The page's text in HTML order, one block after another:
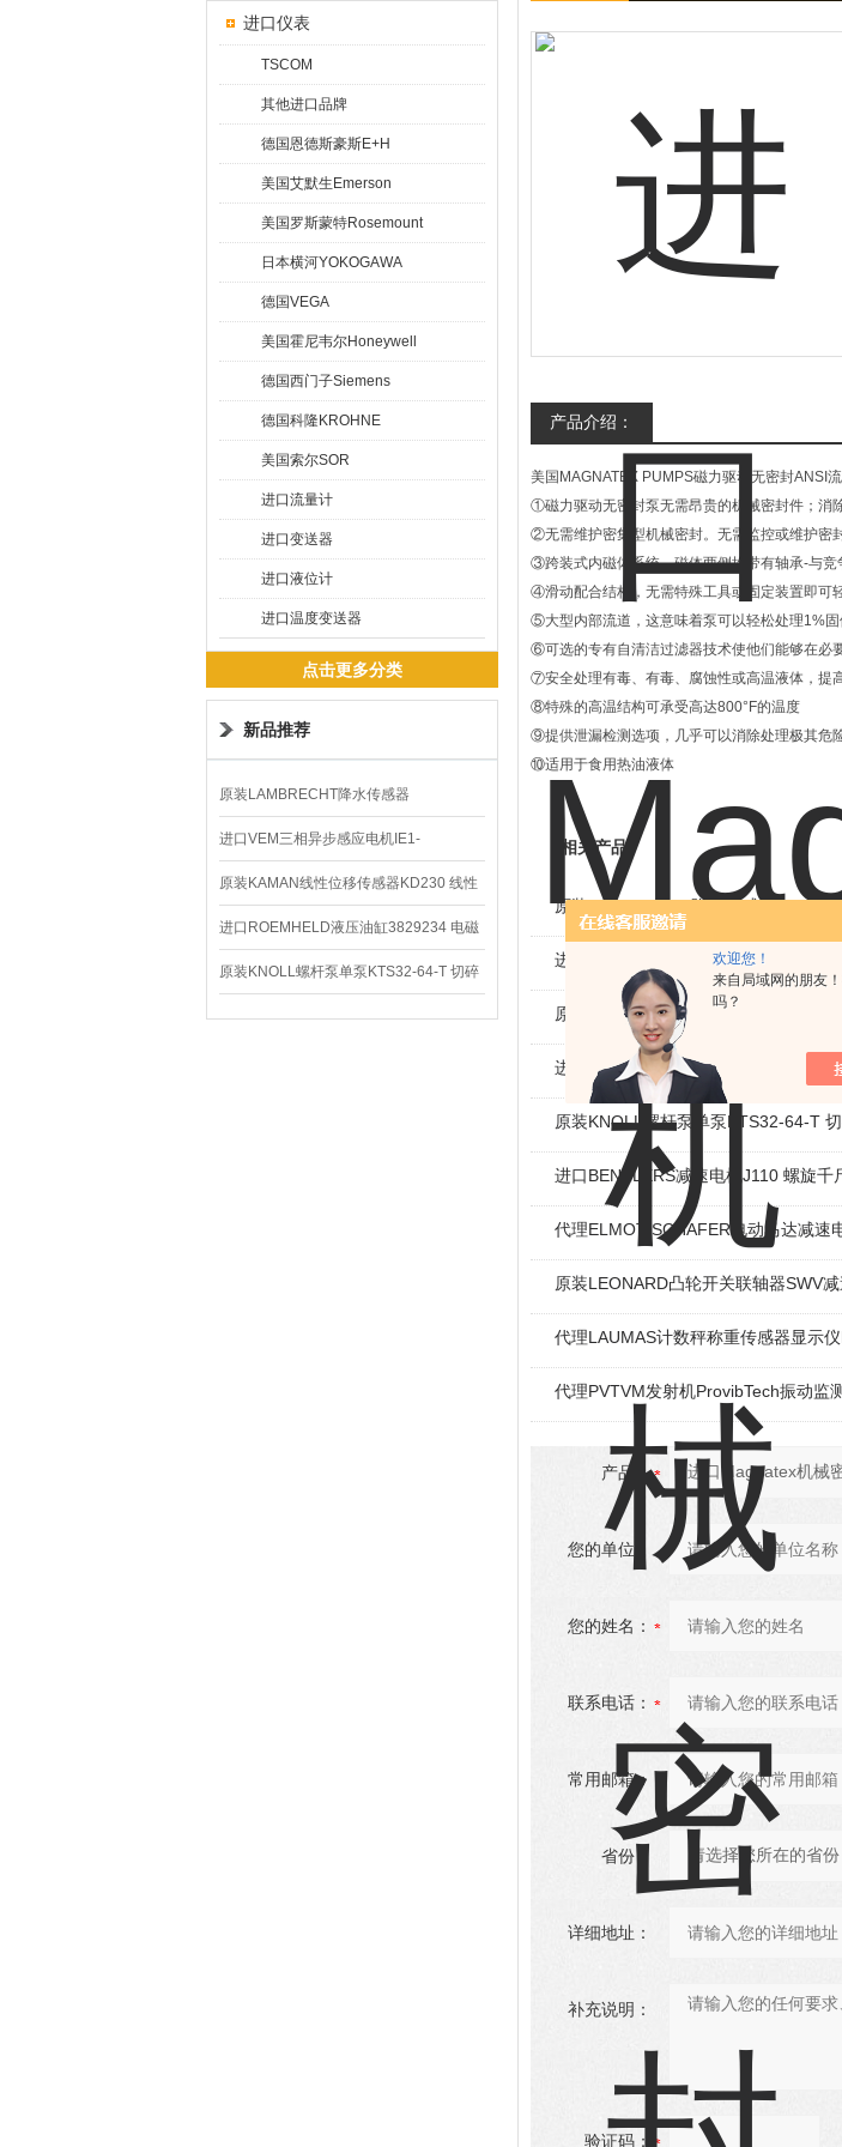
欢迎您！
来自局域网的朋友
吗？
进口仪表
TSCOM
其他进口品牌
德国恩德斯豪斯E+H
美国艾默生Emerson
美国罗斯蒙特Rosemount
日本横河YOKOGAWA
德国VEGA
美国霍尼韦尔Honeywell
德国西门子Siemens
德国科隆KROHNE
美国索尔SOR
进口流量计
进口变送器
进口液位计
进口温度变送器
点击更多分类
新品推荐
原装LAMBRECHT降水传感器
00.14575.20气象仪
进口VEM三相异步感应电机IE1-
K21R80G4马达
原装KAMAN线性位移传感器KD230 线性
编码器
进口ROEMHELD液压油缸3829234 电磁
阀定位器
原装KNOLL螺杆泵单泵KTS32-64-T 切碎
排屑机
产品介绍：
美国MAGNATEX PUMPS磁力驱动无密封ANSI
①磁力驱动无密封泵无需昂贵的机械密封件；消
②无需维护密集型机械密封。无需监控或维护密
③跨装式内磁体系统，磁体两侧均带有轴承-与
④滑动配合结构，无需特殊工具或固定装置即可
⑤大型内部流道，这意味着泵可以轻松处理1%
⑥可选的专有自清洁过滤器技术使他们能够在必
⑦安全处理有毒、有毒、腐蚀性或高温液体，提
⑧特殊的高温结构可承受高达800°F的温度
⑨提供泄漏检测选项，几乎可以消除处理极其危
⑩适用于食用热油液体
相关产品
原装LAMBRECHT降水传感器
进口VEM三相异步感应电机IE1-
原装KAMAN线性位移传感器KD230 线
进口ROEMHELD液压油缸3829234 电
原装KNOLL螺杆泵单泵KTS32-64-T
进口BENZLERS减速电机J110 螺旋千
代理ELMOT-SCHAFER电动马达减速
原装LEONARD凸轮开关联轴器‌SWV
代理LAUMAS计数秤称重传感器显示
代理PVTVM发射机ProvibTech振动监
产品：
您的单位：
您的姓名：
联系电话：
常用邮箱：
省份：
详细地址：
补充说明：
验证码：